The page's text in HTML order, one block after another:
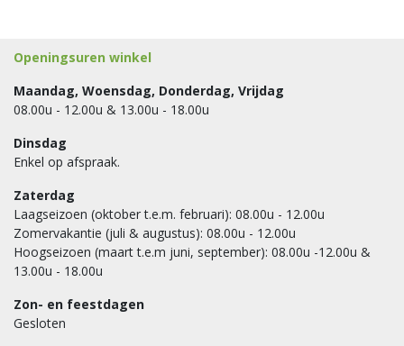
Openingsuren winkel
Maandag, Woensdag, Donderdag, Vrijdag
08.00u - 12.00u & 13.00u - 18.00u
Dinsdag
Enkel op afspraak.
Zaterdag
Laagseizoen (oktober t.e.m. februari): 08.00u - 12.00u
Zomervakantie (juli & augustus): 08.00u - 12.00u
Hoogseizoen (maart t.e.m juni, september): 08.00u -12.00u &
13.00u - 18.00u
Zon- en feestdagen
Gesloten